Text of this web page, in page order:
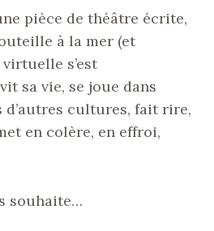
pièce de théâtre écrite,
à la mer (et
s’est
sa vie, se joue dans
d’autres cultures, fait rire,
en colère, en effroi,
souhaite…